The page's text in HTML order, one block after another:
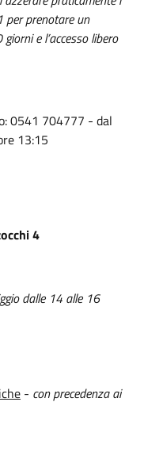
per prenotare un
e l’accesso libero
0541 704777 - dal
13:15
4
dalle 14 alle 16
- con precedenza ai